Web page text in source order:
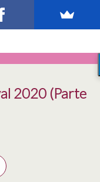
2020 (Parte